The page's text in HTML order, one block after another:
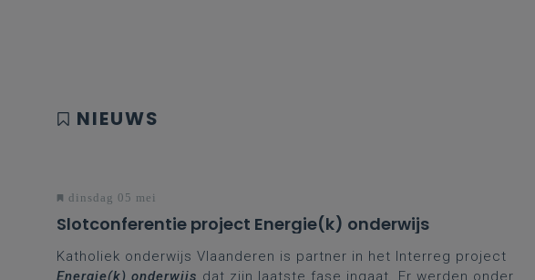
NIEUWS
dinsdag 05 mei
Slotconferentie project Energie(k) onderwijs
Katholiek onderwijs Vlaanderen is partner in het Interreg project
Energie(k) onderwijs dat zijn laatste fase ingaat. Er werden onder